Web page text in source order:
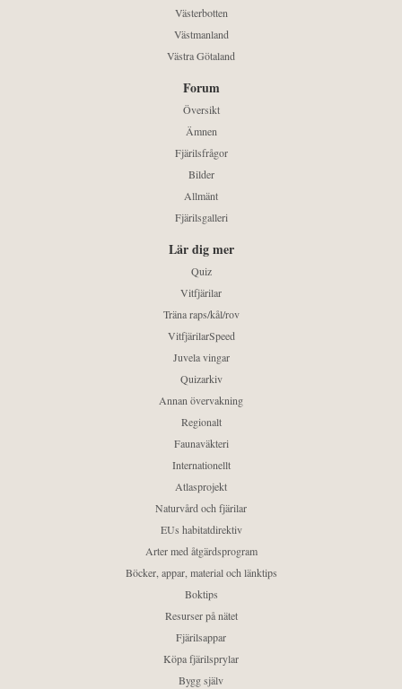
Västerbotten
Västmanland
Västra Götaland
Forum
Översikt
Ämnen
Fjärilsfrågor
Bilder
Allmänt
Fjärilsgalleri
Lär dig mer
Quiz
Vitfjärilar
Träna raps/kål/rov
VitfjärilarSpeed
Juvela vingar
Quizarkiv
Annan övervakning
Regionalt
Faunaväkteri
Internationellt
Atlasprojekt
Naturvård och fjärilar
EUs habitatdirektiv
Arter med åtgärdsprogram
Böcker, appar, material och länktips
Boktips
Resurser på nätet
Fjärilsappar
Köpa fjärilsprylar
Bygg själv